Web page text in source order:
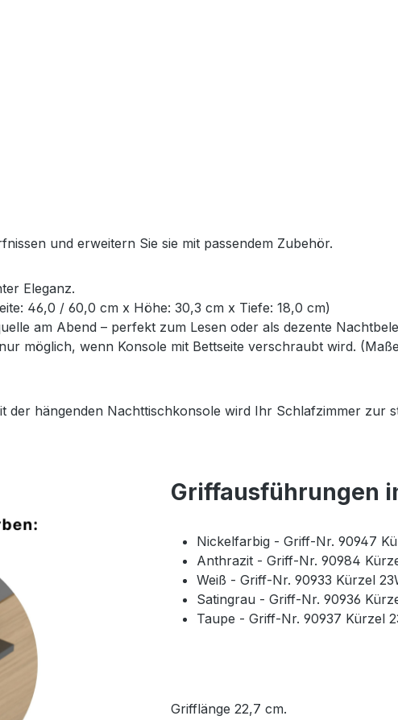
und erweitern Sie sie mit passendem Zubehör.
Eleganz.
46,0 / 60,0 cm x Höhe: 30,3 cm x Tiefe: 18,0 cm)
am Abend – perfekt zum Lesen oder als dezente
möglich, wenn Konsole mit Bettseite verschraubt wird.
der hängenden Nachttischkonsole wird Ihr Schlafzimmer zur
Griffausführungen
Nickelfarbig - Griff-Nr. 90947
Anthrazit - Griff-Nr. 90984
Weiß - Griff-Nr. 90933 Kürzel
Satingrau - Griff-Nr. 90936
Taupe - Griff-Nr. 90937 Kürzel
Grifflänge 22,7 cm.